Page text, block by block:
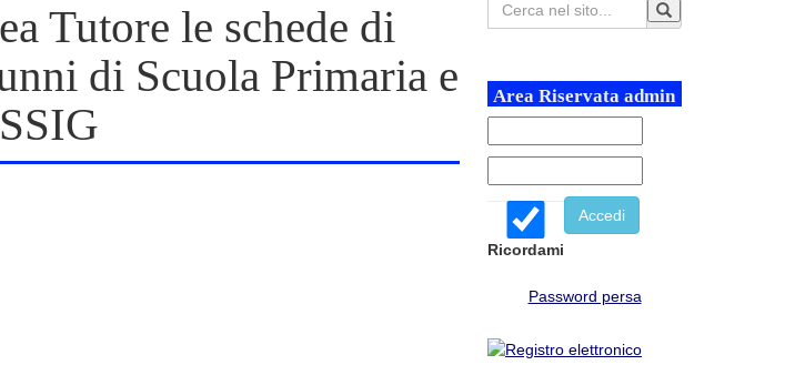
Tutore le schede di
di Scuola Primaria e
SSIG
Area Riservata admin
Ricordami
Password persa